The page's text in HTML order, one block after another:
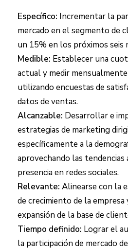
Específico: Incrementar la
mercado en el segmento de
un 15% en los próximos seis
Medible: Establecer una
actual y medir
utilizando encuestas de
datos de ventas.
Alcanzable: Desarrollar e
estrategias de marketing
específicamente a la
aprovechando las tendencias
presencia en redes sociales.
Relevante: Alinearse con la
de crecimiento de la
expansión de la base de
Tiempo definido: Lograr el
la participación de mercado